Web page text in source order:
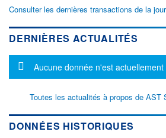
Consulter les dernières transactions de la
DERNIÈRES ACTUALITÉS
Message d'information
Aucune donnée n'est actuellement
Toutes les actualités à propos de AST
DONNÉES HISTORIQUES